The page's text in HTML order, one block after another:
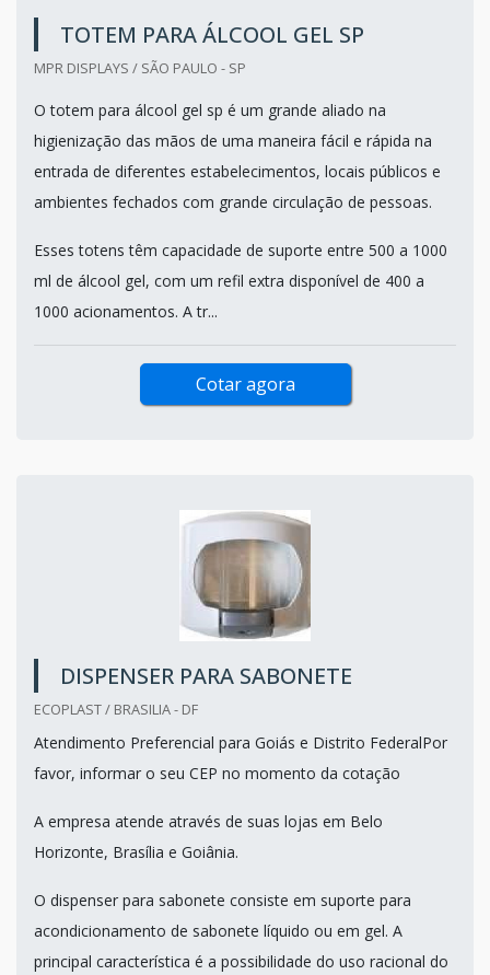
TOTEM PARA ÁLCOOL GEL SP
MPR DISPLAYS / SÃO PAULO - SP
O totem para álcool gel sp é um grande aliado na
higienização das mãos de uma maneira fácil e rápida na
entrada de diferentes estabelecimentos, locais públicos e
ambientes fechados com grande circulação de pessoas.
Esses totens têm capacidade de suporte entre 500 a 1000
ml de álcool gel, com um refil extra disponível de 400 a
1000 acionamentos. A tr...
Cotar agora
DISPENSER PARA SABONETE
ECOPLAST / BRASILIA - DF
Atendimento Preferencial para Goiás e Distrito FederalPor
favor, informar o seu CEP no momento da cotação
A empresa atende através de suas lojas em Belo
Horizonte, Brasília e Goiânia.
O dispenser para sabonete consiste em suporte para
acondicionamento de sabonete líquido ou em gel. A
principal característica é a possibilidade do uso racional do